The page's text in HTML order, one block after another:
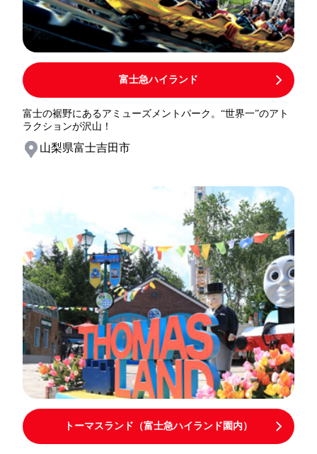
富士急ハイランド
富士の裾野にあるアミューズメントパーク。“世界一”のアト
ラクションが沢山！
山梨県富士吉田市
トーマスランド（富士急ハイランド園内）